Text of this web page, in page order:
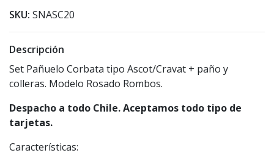
SKU: SNASC20
Descripción
Set Pañuelo Corbata tipo Ascot/Cravat + paño y
colleras. Modelo Rosado Rombos.
Despacho a todo Chile. Aceptamos todo tipo de
tarjetas.
Características: